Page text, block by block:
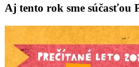
Aj tento rok sme súčasťou